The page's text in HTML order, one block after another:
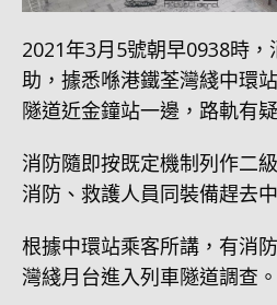
2021年3月5號朝早0938時
助，據悉喺港鐵荃灣綫中環
隧道近金鐘站一邊，路軌有
消防隨即按既定機制列作二
消防、救護人員同裝備趕去
根據中環站乘客所講，有消
灣綫月台進入列車隧道調查。